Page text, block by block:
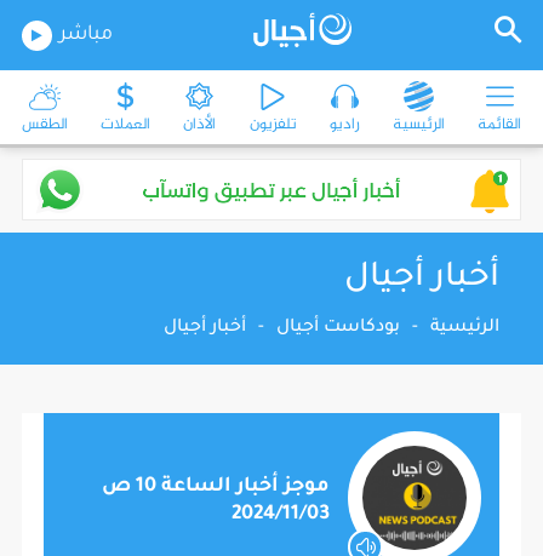
مباشر
القائمة الرئيسية راديو تلفزيون الأذان العملات الطقس
أخبار أجيال
الرئيسية - بودكاست أجيال - أخبار أجيال
موجز أخبار الساعة 10 ص
2024/11/03